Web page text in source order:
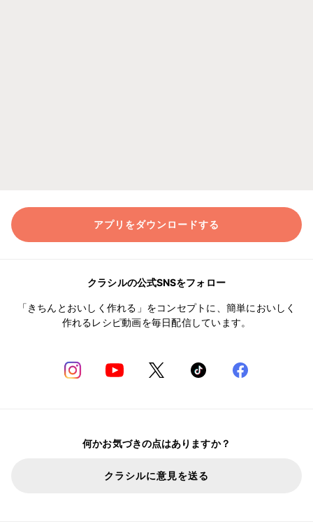
アプリをダウンロードする
クラシルの公式SNSをフォロー
「きちんとおいしく作れる」をコンセプトに、簡単においしく
作れるレシピ動画を毎日配信しています。
何かお気づきの点はありますか？
クラシルに意見を送る